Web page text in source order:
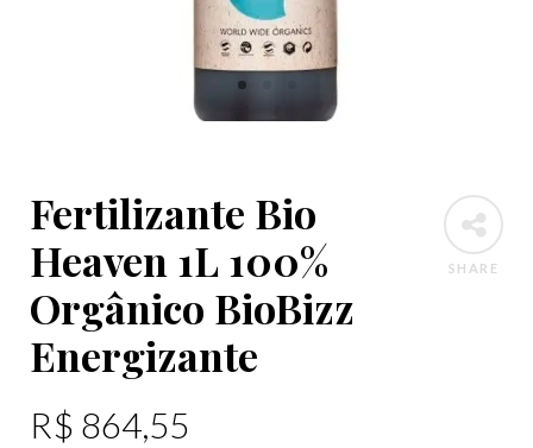
SHARE
Fertilizante Bio
Heaven 1L 100%
Orgânico BioBizz
Energizante
R$ 864,55